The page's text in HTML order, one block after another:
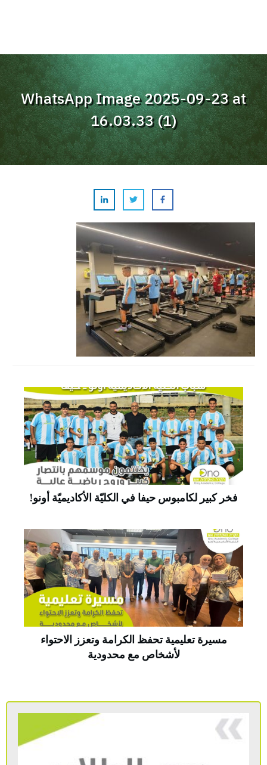
WhatsApp Image 2025-09-23 at
16.03.33 (1)
فخر كبير لكامبوس حيفا في الكليّة الأكاديميّة أونو!
مسيرة تعليمية تحفظ الكرامة وتعزز الاحتواء
لأشخاص مع محدودية